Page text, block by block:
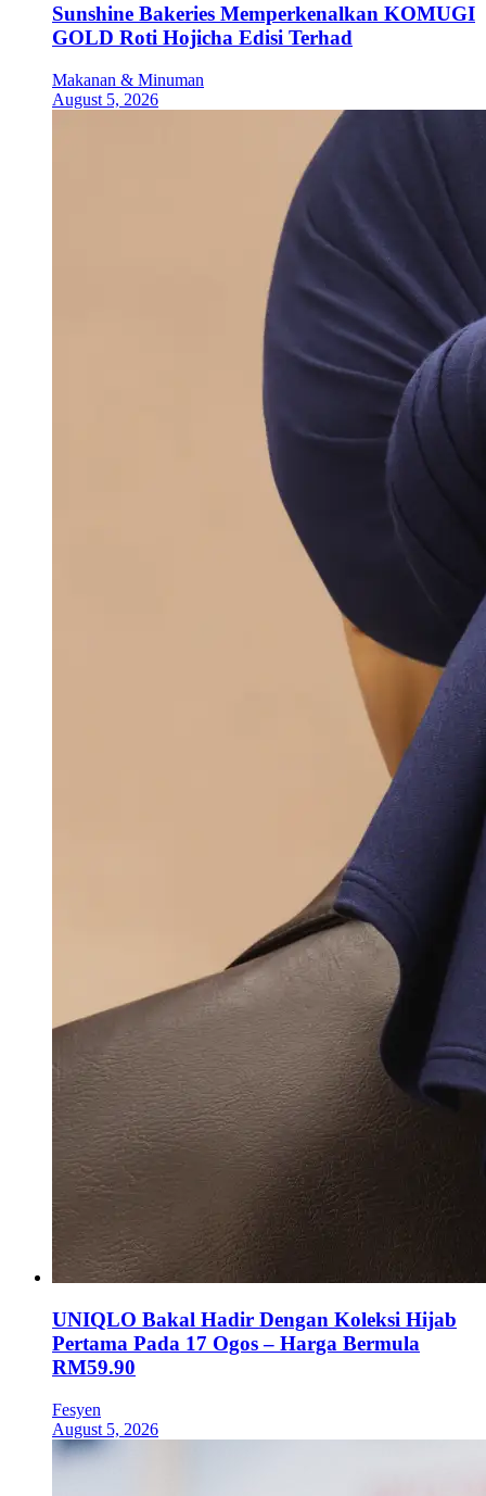
Sunshine Bakeries Memperkenalkan KOMUGI
GOLD Roti Hojicha Edisi Terhad
Makanan & Minuman
August 5, 2026
UNIQLO Bakal Hadir Dengan Koleksi Hijab
Pertama Pada 17 Ogos – Harga Bermula
RM59.90
Fesyen
August 5, 2026